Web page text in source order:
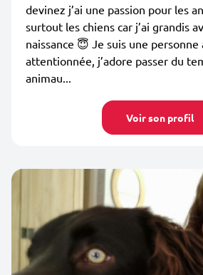
devinez j’ai une passion pour les
surtout les chiens car j’ai grandis
naissance 😇 Je suis une
attentionnée, j’adore passer du
animau...
Voir son profil